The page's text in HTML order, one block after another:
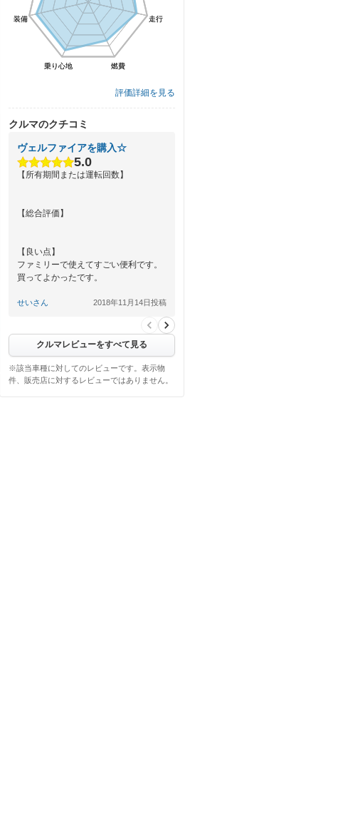
走行
燃費
乗り心地
装備 走行
燃費
乗り心地
装備
評価詳細を見る
クルマのクチコミ
ヴェルファイアを購入☆
5.0
【所有期間または運転回数】
【総合評価】
【良い点】
ファミリーで使えてすごい便利です。
買ってよかったです。
【悪い点】
せいさん 2018年11月14日投稿
クルマレビューをすべて見る
※該当車種に対してのレビューです。表示物
件、販売店に対するレビューではありません。